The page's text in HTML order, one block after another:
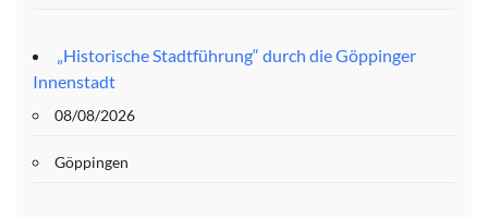
„Historische Stadtführung“ durch die Göppinger
Innenstadt
08/08/2026
Göppingen